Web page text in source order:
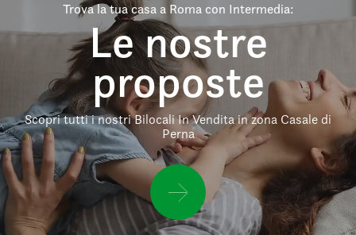
Trova la tua casa a Roma con Intermedia:
Le nostre
proposte
Scopri tutti i nostri Bilocali In Vendita in zona Casale di
Perna